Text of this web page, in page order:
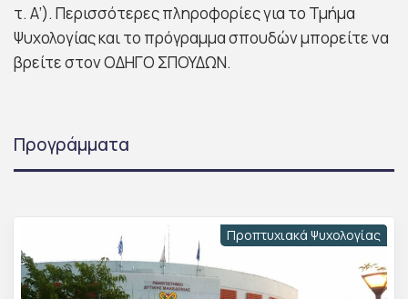
τ. Α’). Περισσότερες πληροφορίες για το Τμήμα
Ψυχολογίας και το πρόγραμμα σπουδών μπορείτε να
βρείτε στον ΟΔΗΓΟ ΣΠΟΥΔΩΝ.
Προγράμματα
Προπτυχιακά Ψυχολογίας